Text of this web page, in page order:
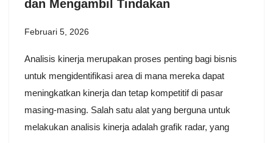
dan Mengambil Tindakan
Februari 5, 2026
Analisis kinerja merupakan proses penting bagi bisnis
untuk mengidentifikasi area di mana mereka dapat
meningkatkan kinerja dan tetap kompetitif di pasar
masing-masing. Salah satu alat yang berguna untuk
melakukan analisis kinerja adalah grafik radar, yang